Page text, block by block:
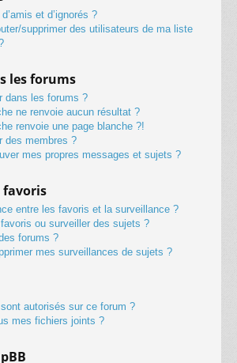
et d’ignorés ?
supprimer des utilisateurs de ma liste
les forums
dans les forums ?
ne renvoie aucun résultat ?
renvoie une page blanche ?!
des membres ?
mes propres messages et sujets ?
favoris
entre les favoris et la surveillance ?
ou surveiller des sujets ?
forums ?
mes surveillances de sujets ?
autorisés sur ce forum ?
mes fichiers joints ?